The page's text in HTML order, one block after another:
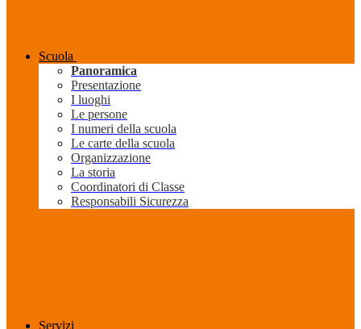
Scuola
Panoramica
Presentazione
I luoghi
Le persone
I numeri della scuola
Le carte della scuola
Organizzazione
La storia
Coordinatori di Classe
Responsabili Sicurezza
Servizi